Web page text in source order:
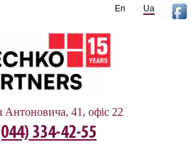
Ua
En
Антоновича, 41, офіс 22
334-42-55